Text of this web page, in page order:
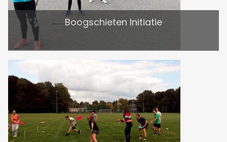
Boogschieten Initiatie